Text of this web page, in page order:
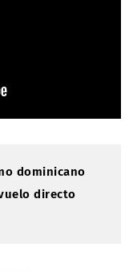
dominicano
directo